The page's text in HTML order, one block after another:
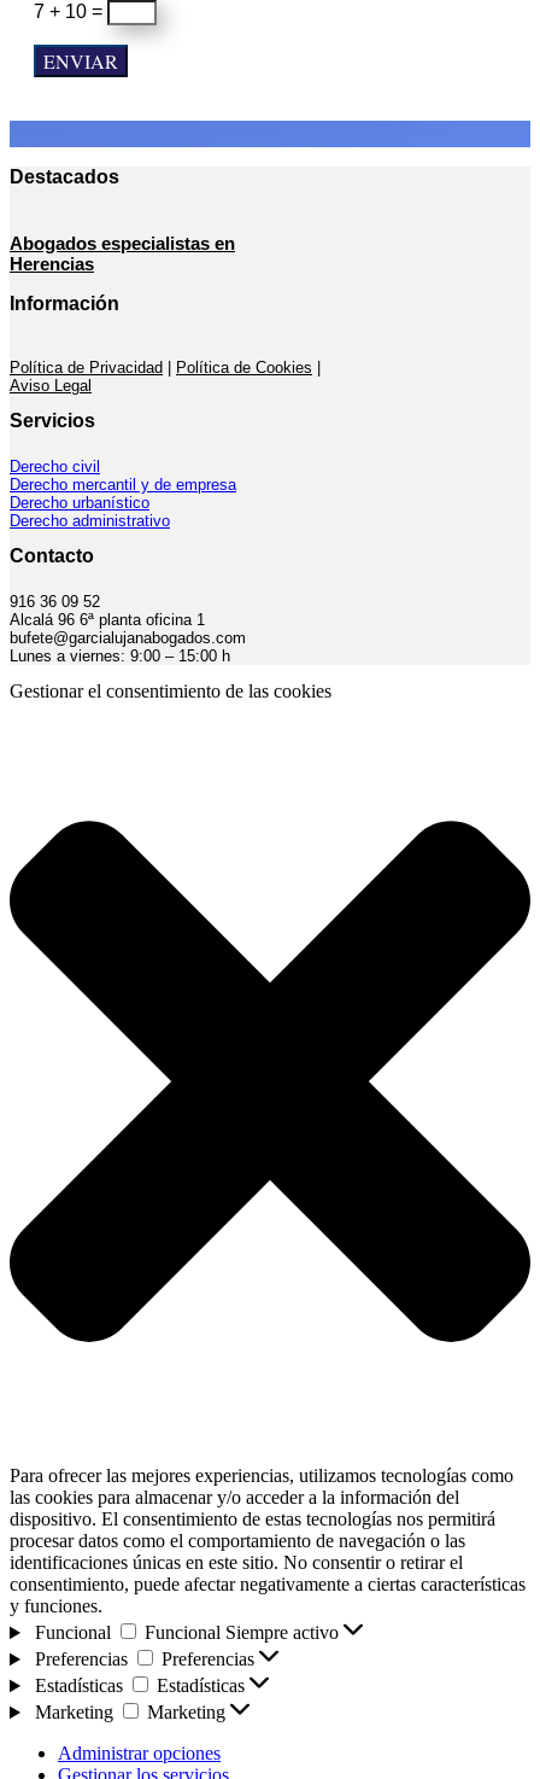
7 + 10 =
ENVIAR
Destacados
Abogados especialistas en
Herencias
Información
Política de Privacidad Política de Cookies
Aviso Legal
Servicios
Derecho civil
Derecho mercantil y de empresa
Derecho urbanístico
Derecho administrativo
Contacto
916 36 09 52
Alcalá 96 6ª planta oficina 1
bufete@garcialujanabogados.com
Lunes a viernes: 9:00 – 15:00 h
Gestionar el consentimiento de las cookies
Para ofrecer las mejores experiencias, utilizamos tecnologías como
las cookies para almacenar y/o acceder a la información del
dispositivo. El consentimiento de estas tecnologías nos permitirá
procesar datos como el comportamiento de navegación o las
identificaciones únicas en este sitio. No consentir o retirar el
consentimiento, puede afectar negativamente a ciertas características
y funciones.
Funcional
Funcional Siempre activo
Preferencias
Preferencias
Estadísticas
Estadísticas
Marketing
Marketing
Administrar opciones